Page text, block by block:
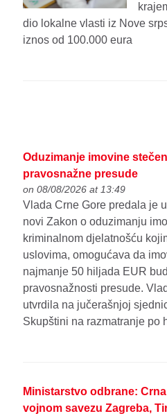
dio lokalne vlasti iz Nove
iznos od 100.000 eura
Oduzimanje imovine
pravosnažne presude
on 08/08/2026 at 13:49
Vlada Crne Gore predala je
novi Zakon o oduzimanju
kriminalnom djelatnošću
uslovima, omogućava da
najmanje 50 hiljada EUR
pravosnažnosti presude.
utvrdila na jučerašnjoj
Skupštini na razmatranje po
Ministarstvo odbrane:
vojnom savezu Zagreba,